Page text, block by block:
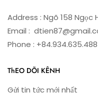
Address : Ngõ 158 Ngọc
Email :
Phone : +84.934.635.488
ThEO DÕI KÊNH
Gửi tin tức mới nhất